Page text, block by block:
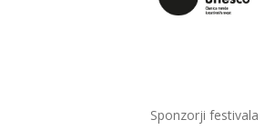
Sponzorji festivala